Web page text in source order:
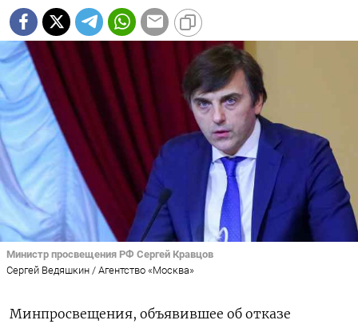
Министр просвещения РФ Сергей Кравцов
Сергей Ведяшкин / Агентство «Москва»
Минпросвещения, объявившее об отказе